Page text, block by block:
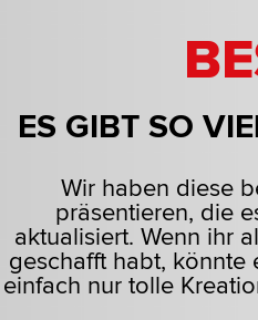
ES GIBT SO
Wir haben diese
präsentieren, die
aktualisiert. Wenn ihr
geschafft habt, könnte
einfach nur tolle